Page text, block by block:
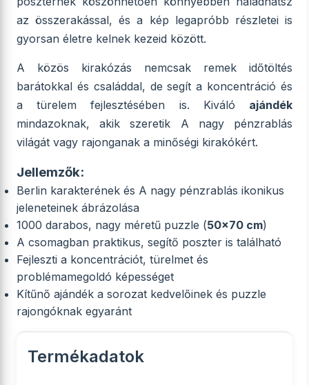
az összerakással, és a kép legapróbb részletei is
gyorsan életre kelnek kezeid között.
A közös kirakózás nemcsak remek időtöltés
barátokkal és családdal, de segít a koncentráció és
a türelem fejlesztésében is. Kiváló ajándék
mindazoknak, akik szeretik A nagy pénzrablás
világát vagy rajonganak a minőségi kirakókért.
Jellemzők:
Berlin karakterének és A nagy pénzrablás ikonikus
jeleneteinek ábrázolása
1000 darabos, nagy méretű puzzle (50x70 cm)
A csomagban praktikus, segítő poszter is található
Fejleszti a koncentrációt, türelmet és
problémamegoldó képességet
Kítűnő ajándék a sorozat kedvelőinek és puzzle
rajongóknak egyaránt
Termékadatok